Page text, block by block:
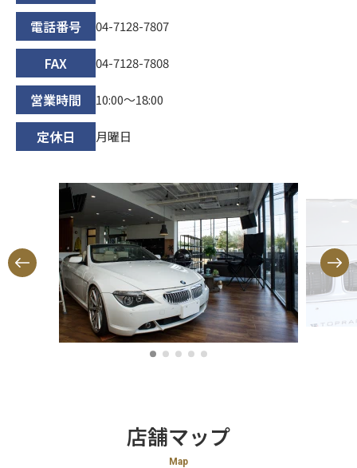
電話番号 04-7128-7807
FAX 04-7128-7808
営業時間 10:00〜18:00
定休日 月曜日
店舗マップ
Map